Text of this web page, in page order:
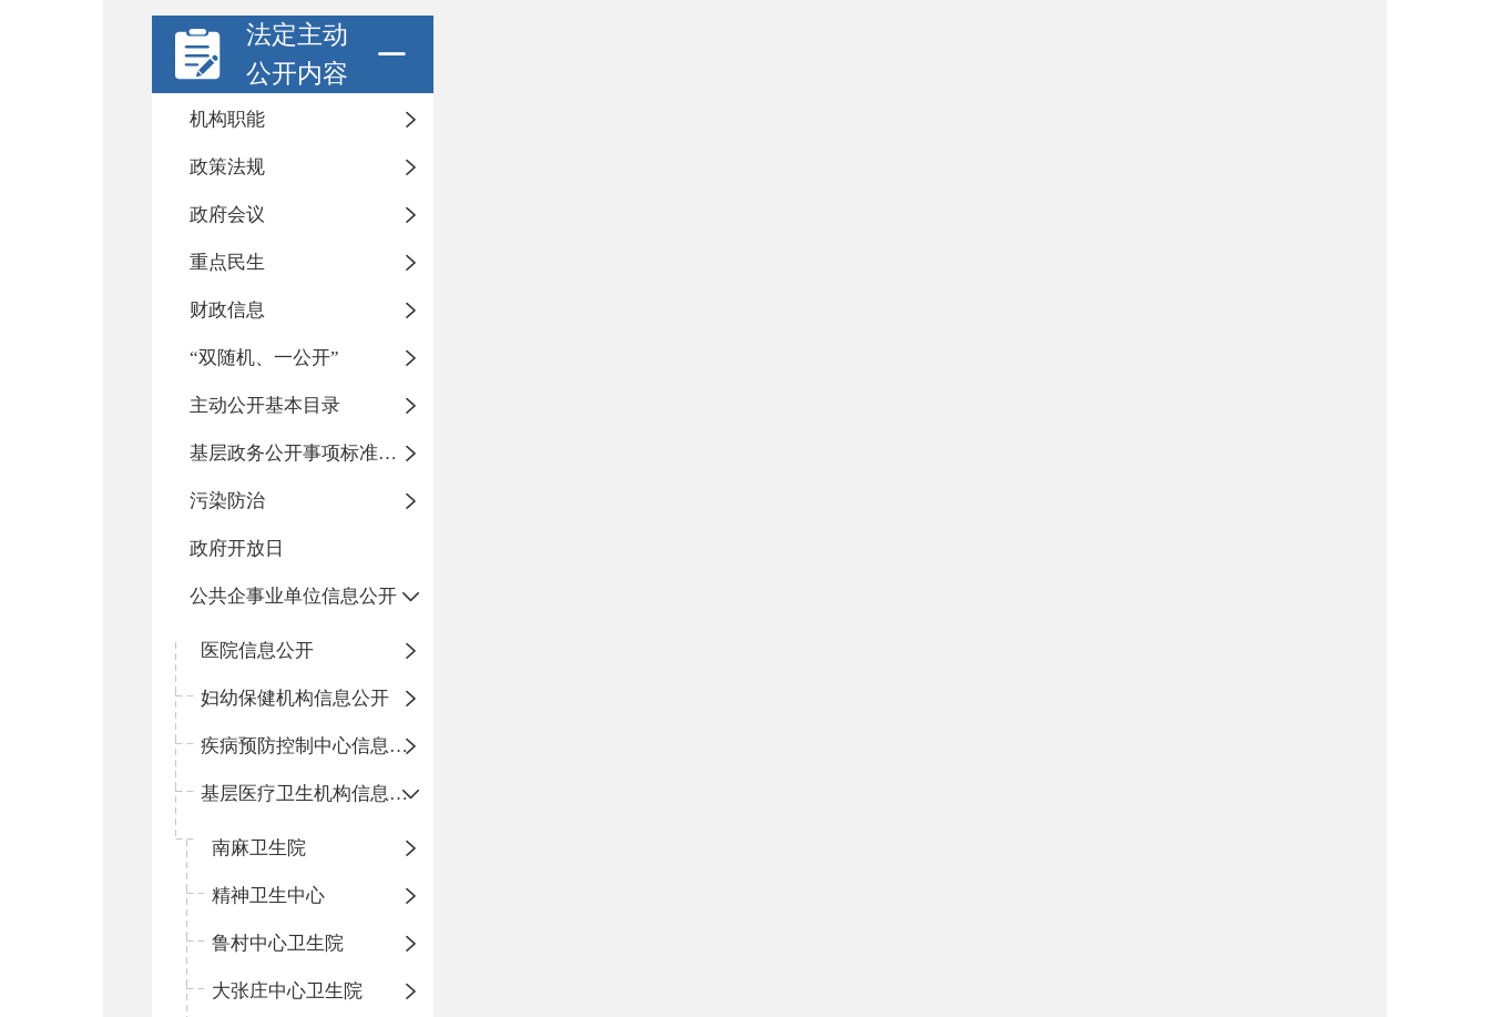
法定主动
公开内容
机构职能
政策法规
政府会议
重点民生
财政信息
“双随机、一公开”
主动公开基本目录
基层政务公开事项标准目录
污染防治
政府开放日
公共企事业单位信息公开
医院信息公开
妇幼保健机构信息公开
疾病预防控制中心信息公开
基层医疗卫生机构信息公开
南麻卫生院
精神卫生中心
鲁村中心卫生院
大张庄中心卫生院